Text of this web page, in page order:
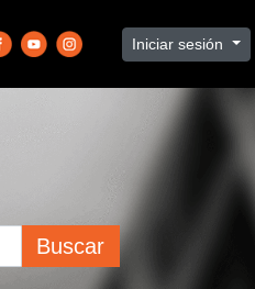
Iniciar sesión
Buscar